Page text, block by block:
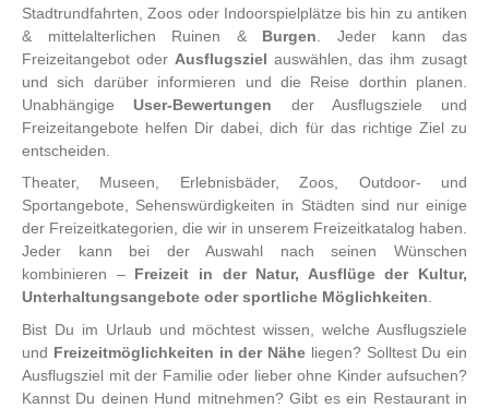
Stadtrundfahrten, Zoos oder Indoorspielplätze bis hin zu antiken
& mittelalterlichen Ruinen & Burgen . Jeder kann das
Freizeitangebot oder Ausflugsziel auswählen, das ihm zusagt
und sich darüber informieren und die Reise dorthin planen.
Unabhängige User-Bewertungen der Ausflugsziele und
Freizeitangebote helfen Dir dabei, dich für das richtige Ziel zu
entscheiden.
Theater, Museen, Erlebnisbäder, Zoos, Outdoor- und
Sportangebote, Sehenswürdigkeiten in Städten sind nur einige
der Freizeitkategorien, die wir in unserem Freizeitkatalog haben.
Jeder kann bei der Auswahl nach seinen Wünschen
kombinieren – Freizeit in der Natur, Ausflüge der Kultur,
Unterhaltungsangebote oder sportliche Möglichkeiten.
Bist Du im Urlaub und möchtest wissen, welche Ausflugsziele
und Freizeitmöglichkeiten in der Nähe liegen? Solltest Du ein
Ausflugsziel mit der Familie oder lieber ohne Kinder aufsuchen?
Kannst Du deinen Hund mitnehmen? Gibt es ein Restaurant in